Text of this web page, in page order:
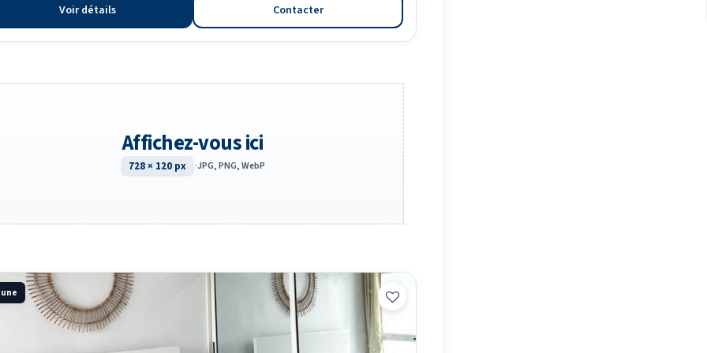
Voir détails Contacter
Affichez-vous ici
728 × 120 px ·JPG, PNG, WebP
une